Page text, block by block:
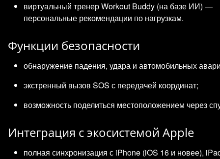
виртуальный тренер Workout Buddy (на базе ИИ) —
персональные рекомендации по нагрузкам.
Функции безопасности
обнаружение падения, удара и автомобильных
экстренный вызов SOS с передачей координат;
возможность поделиться местоположением через
Интеграция с экосистемой Apple
полная синхронизация с iPhone (iOS 16 и новее),